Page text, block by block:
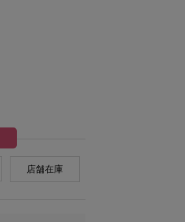
店舗在庫